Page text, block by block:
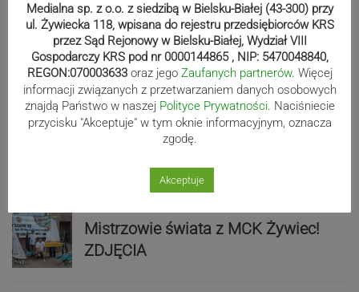
Mistrzowie świata z MCK Żywiec!
ZDJĘCIA
Medialna sp. z o.o. z siedzibą w Bielsku-Białej (43-300) przy
ul. Żywiecka 118, wpisana do rejestru przedsiębiorców KRS
przez Sąd Rejonowy w Bielsku-Białej, Wydział VIII
Gospodarczy KRS pod nr 0000144865 , NIP: 5470048840,
REGON:070003633 oraz jego Zaufanych partnerów. Więcej
informacji związanych z przetwarzaniem danych osobowych
znajdą Państwo w naszej Polityce Prywatności. Naciśniecie
przycisku "Akceptuje" w tym oknie informacyjnym, oznacza
zgodę.
Akceptuje